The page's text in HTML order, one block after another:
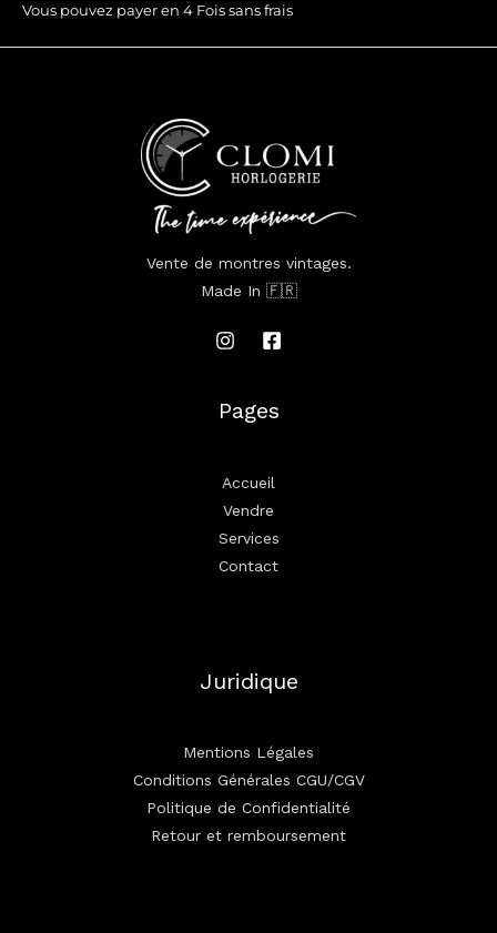
Vous pouvez payer en 4 Fois sans frais
Vente de montres vintages.
Made In 🇫🇷
Pages
Accueil
Vendre
Services
Contact
Juridique
Mentions Légales
Conditions Générales CGU/CGV
Politique de Confidentialité
Retour et remboursement